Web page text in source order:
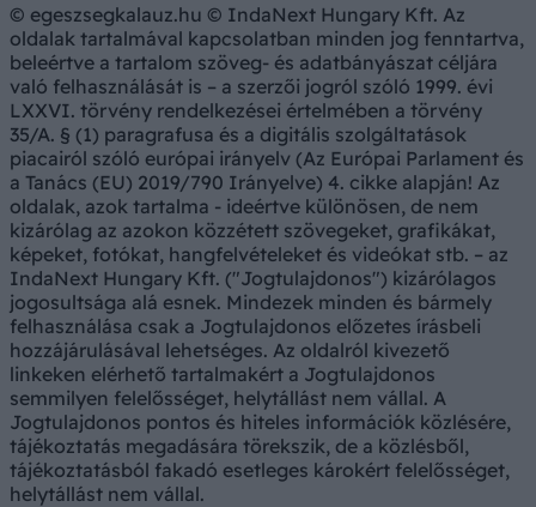
© egeszsegkalauz.hu © IndaNext Hungary Kft. Az
oldalak tartalmával kapcsolatban minden jog fenntartva,
beleértve a tartalom szöveg- és adatbányászat céljára
való felhasználását is – a szerzői jogról szóló 1999. évi
LXXVI. törvény rendelkezései értelmében a törvény
35/A. § (1) paragrafusa és a digitális szolgáltatások
piacairól szóló európai irányelv (Az Európai Parlament és
a Tanács (EU) 2019/790 Irányelve) 4. cikke alapján! Az
oldalak, azok tartalma - ideértve különösen, de nem
kizárólag az azokon közzétett szövegeket, grafikákat,
képeket, fotókat, hangfelvételeket és videókat stb. – az
IndaNext Hungary Kft. ("Jogtulajdonos") kizárólagos
jogosultsága alá esnek. Mindezek minden és bármely
felhasználása csak a Jogtulajdonos előzetes írásbeli
hozzájárulásával lehetséges. Az oldalról kivezető
linkeken elérhető tartalmakért a Jogtulajdonos
semmilyen felelősséget, helytállást nem vállal. A
Jogtulajdonos pontos és hiteles információk közlésére,
tájékoztatás megadására törekszik, de a közlésből,
tájékoztatásból fakadó esetleges károkért felelősséget,
helytállást nem vállal.